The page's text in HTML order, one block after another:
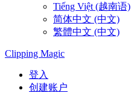
Tiếng Việt (越南语)
简体中文 (中文)
繁體中文 (中文)
Clipping Magic
登入
创建账户